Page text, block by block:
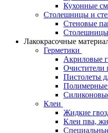
Кухонные
Столешницы и
Стеновые
Столешницы
Лакокрасочные
Герметики
Акриловые
Очистители
Пистолеты
Полимерные
Клеи
Жидкие
Клеи пва,